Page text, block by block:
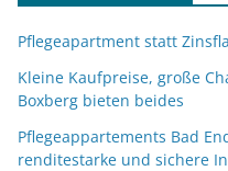
Pflegeapartment statt
Kleine Kaufpreise, große
Boxberg bieten beides
Pflegeappartements Bad
renditestarke und sichere